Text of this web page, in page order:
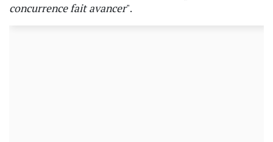
concurrence fait avancer".